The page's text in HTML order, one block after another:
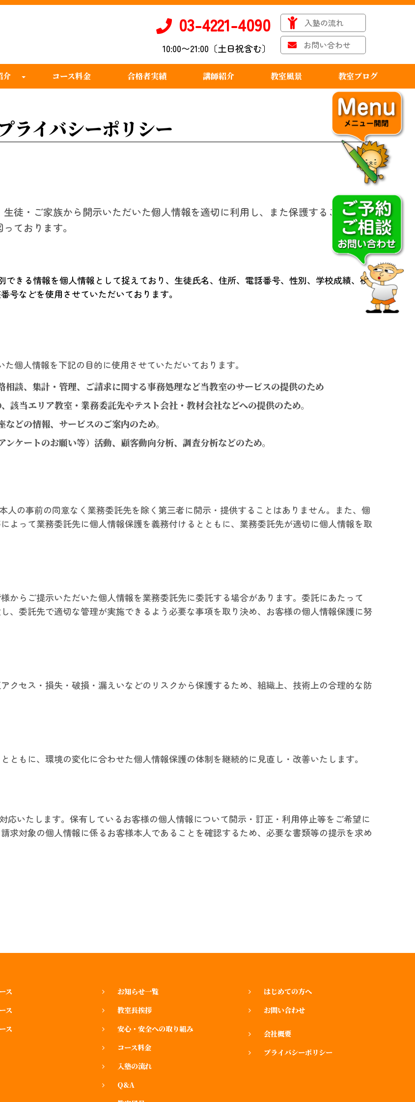
03-4221-4090
10:00〜21:00〔土日祝含む〕
入塾の流れ
お問い合わせ
介 コース料金 合格者実績 講師紹介 教室風景 教室ブログ
ライバシーポリシー
徒・ご家族から開示いただいた個人情報を適切に利用し、また保護することを最
ております。
きる情報を個人情報として捉えており、生徒氏名、住所、電話番号、性別、学校成績、検
号などを使用させていただいております。
個人情報を下記の目的に使用させていただいております。
相談、集計・管理、ご請求に関する事務処理など当教室のサービスの提供のため
該当エリア教室・業務委託先やテスト会社・教材会社などへの提供のため。
どの情報、サービスのご案内のため。
ンケートのお願い等）活動、顧客動向分析、調査分析などのため。
人の事前の同意なく業務委託先を除く第三者に開示・提供することはありません。また、個
よって業務委託先に個人情報保護を義務付けるとともに、業務委託先が適切に個人情報を取
からご提示いただいた個人情報を業務委託先に委託する場合があります。委託にあたって
、委託先で適切な管理が実施できるよう必要な事項を取り決め、お客様の個人情報保護に努
クセス・損失・破損・漏えいなどのリスクから保護するため、組織上、技術上の合理的な防
もに、環境の変化に合わせた個人情報保護の体制を継続的に見直し・改善いたします。
応いたします。保有しているお客様の個人情報について開示・訂正・利用停止等をご希望に
求対象の個人情報に係るお客様本人であることを確認するため、必要な書類等の提示を求め
ス
ス
ス
お知らせ一覧
教室長挨拶
安心・安全への取り組み
コース料金
入塾の流れ
Q&A
はじめての方へ
お問い合わせ
会社概要
プライバシーポリシー